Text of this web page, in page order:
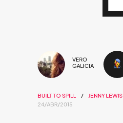
VERO
GALICIA
BUILT TO SPILL JENNY LEWIS
24/ABR/2015